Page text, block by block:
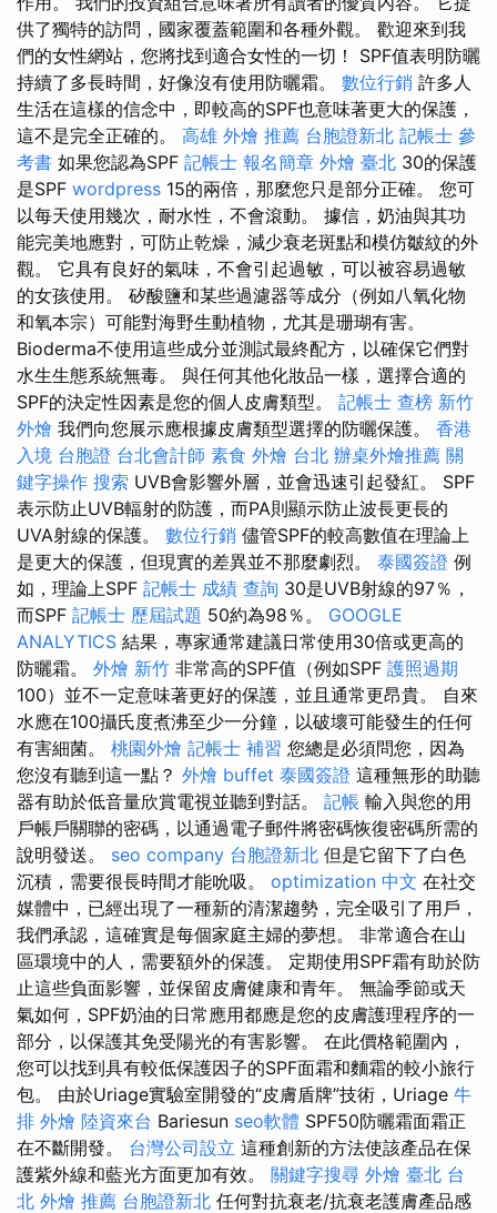
供了獨特的訪問，國家覆蓋範圍和各種外觀。 歡迎來到我
們的女性網站，您將找到適合女性的一切！ SPF值表明防曬
持續了多長時間，好像沒有使用防曬霜。 數位行銷 許多人
生活在這樣的信念中，即較高的SPF也意味著更大的保護，
這不是完全正確的。 高雄 外燴 推薦 台胞證新北 記帳士 參
考書 如果您認為SPF 記帳士 報名簡章 外燴 臺北 30的保護
是SPF wordpress 15的兩倍，那麼您只是部分正確。 您可
以每天使用幾次，耐水性，不會滾​​動。 據信，奶油與其功
能完美地應對，可防止乾燥，減少衰老斑點和模仿皺紋的外
觀。 它具有良好的氣味，不會引起過敏，可以被容易過敏
的女孩使用。 矽酸鹽和某些過濾器等成分（例如八氧化物
和氧本宗）可能對海野生動植物，尤其是珊瑚有害。
Bioderma不使用這​​些成分並測試最終配方，以確保它們對
水生生態系統無毒。 與任何其他化妝品一樣，選擇合適的
SPF的決定性因素是您的個人皮膚類型。 記帳士 查榜 新竹
外燴 我們向您展示應根據皮膚類型選擇的防曬保護。 香港
入境 台胞證 台北會計師 素食 外燴 台北 辦桌外燴推薦 關
鍵字操作 搜索 UVB會影響外層，並會迅速引起發紅。 SPF
表示防止UVB輻射的防護，而PA則顯示防止波長更長的
UVA射線的保護。 數位行銷 儘管SPF的較高數值在理論上
是更大的保護，但現實的差異並不那麼劇烈。 泰國簽證 例
如，理論上SPF 記帳士 成績 查詢 30是UVB射線的97％，
而SPF 記帳士 歷屆試題 50約為98％。 GOOGLE
ANALYTICS 結果，專家通常建議日常使用30倍或更高的
防曬霜。 外燴 新竹 非常高的SPF值（例如SPF 護照過期
100）並不一定意味著更好的保護，並且通常更昂貴。 自來
水應在100攝氏度煮沸至少一分鐘，以破壞可能發生的任何
有害細菌。 桃園外燴 記帳士 補習 您總是必須問您，因為
您沒有聽到這一點？ 外燴 buffet 泰國簽證 這種無形的助聽
器有助於低音量欣賞電視並聽到對話。 記帳 輸入與您的用
戶帳戶關聯的密碼，以通過電子郵件將密碼恢復密碼所需的
說明發送。 seo company 台胞證新北 但是它留下了白色
沉積，需要很長時間才能吮吸。 optimization 中文 在社交
媒體中，已經出現了一種新的清潔趨勢，完全吸引了用戶，
我們承認，這確實是每個家庭主婦的夢想。 非常適合在山
區環境中的人，需要額外的保護。 定期使用SPF霜有助於防
止這些負面影響，並保留皮膚健康和青年。 無論季節或天
氣如何，SPF奶油的日常應用都應是您的皮膚護理程序的一
部分，以保護其免受陽光的有害影響。 在此價格範圍內，
您可以找到具有較低保護因子的SPF面霜和麵霜的較小旅行
包。 由於Uriage實驗室開發的“皮膚盾牌”技術，Uriage 牛
排 外燴 陸資來台 Bariesun seo軟體 SPF50防曬霜面霜正
在不斷開發。 台灣公司設立 這種創新的方法使該產品在保
護紫外線和藍光方面更加有效。 關鍵字搜尋 外燴 臺北 台
北 外燴 推薦 台胞證新北 任何對抗衰老/抗衰老護膚產品感